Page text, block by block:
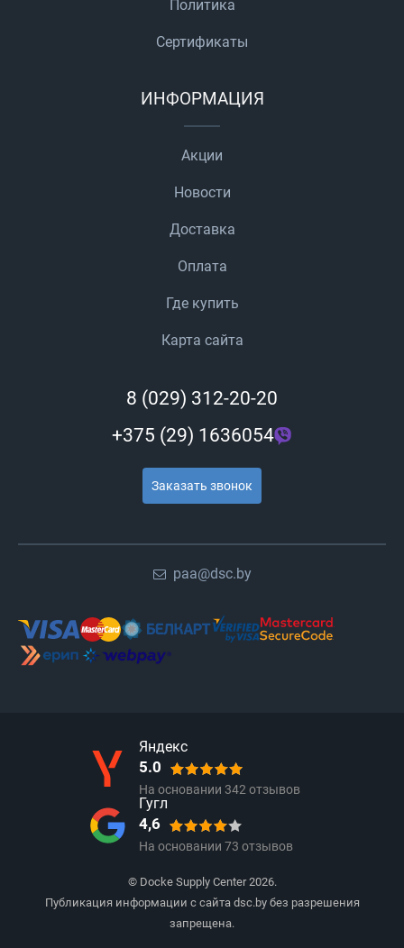
Политика
Сертификаты
ИНФОРМАЦИЯ
Акции
Новости
Доставка
Оплата
Где купить
Карта сайта
8 (029) 312-20-20
+375 (29) 1636054
Заказать звонок
paa@dsc.by
Яндекс
5.0
На основании 342отзывов
Гугл
4,6
На основании 73 отзывов
© Docke Supply Center 2026.
Публикация информации с сайта dsc.by без разрешения
запрещена.